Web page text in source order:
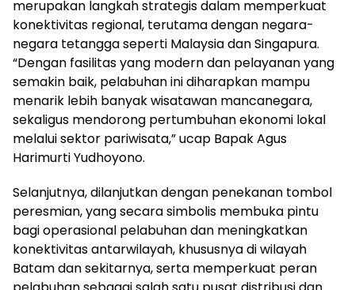
merupakan langkah strategis dalam memperkuat
konektivitas regional, terutama dengan negara-
negara tetangga seperti Malaysia dan Singapura.
“Dengan fasilitas yang modern dan pelayanan yang
semakin baik, pelabuhan ini diharapkan mampu
menarik lebih banyak wisatawan mancanegara,
sekaligus mendorong pertumbuhan ekonomi lokal
melalui sektor pariwisata,” ucap Bapak Agus
Harimurti Yudhoyono.
Selanjutnya, dilanjutkan dengan penekanan tombol
peresmian, yang secara simbolis membuka pintu
bagi operasional pelabuhan dan meningkatkan
konektivitas antarwilayah, khususnya di wilayah
Batam dan sekitarnya, serta memperkuat peran